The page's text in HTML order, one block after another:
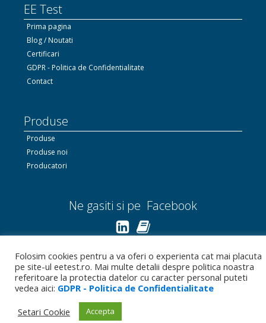
EE Test
Prima pagina
Blog / Noutati
Certificari
GDPR - Politica de Confidentialitate
Contact
Produse
Produse
Produse noi
Producatori
Ne gasiti si pe Facebook
Linkedin.com
Bizoo.ro
Folosim cookies pentru a va oferi o experienta cat mai placuta
pe site-ul eetest.ro. Mai multe detalii despre politica noastra
referitoare la protectia datelor cu caracter personal puteti
vedea aici: GDPR - Politica de Confidentialitate
Setari Cookie
Accepta